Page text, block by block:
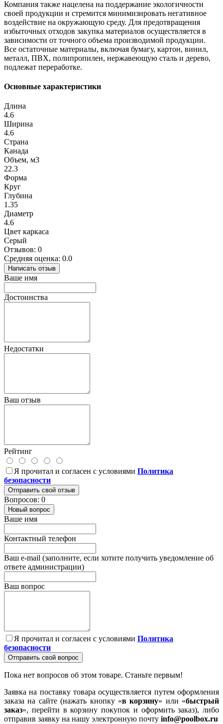
Компания также нацелена на поддержание экологичности
своей продукции и стремится минимизировать негативное
воздействие на окружающую среду. Для предотвращения
избыточных отходов закупка материалов осуществляется в
зависимости от точного объема производимой продукции.
Все остаточные материалы, включая бумагу, картон, винил,
металл, ПВХ, полипропилен, нержавеющую сталь и дерево,
подлежат переработке.
Основные характеристики
Длина
4.6
Ширина
4.6
Страна
Канада
Объем, м3
22.3
Форма
Круг
Глубина
1.35
Диаметр
4.6
Цвет каркаса
Серый
Отзывов: 0
Средняя оценка: 0.0
Написать отзыв
Ваше имя
Достоинства
Недостатки
Ваш отзыв
Рейтинг
Я прочитал и согласен с условиями Политика
безопасности
Отправить свой отзыв
Вопросов: 0
Новый вопрос
Ваше имя
Контактный телефон
Ваш e-mail (заполните, если хотите получить уведомление об
ответе администрации)
Ваш вопрос
Я прочитал и согласен с условиями Политика
безопасности
Отправить свой вопрос
Пока нет вопросов об этом товаре. Станьте первым!
Заявка на поставку товара осуществляется путем оформления
заказа на сайте (нажать кнопку «в корзину» или «быстрый
заказ», перейти в корзину покупок и оформить заказ), либо
отправив заявку на нашу электронную почту info@poolbox.ru